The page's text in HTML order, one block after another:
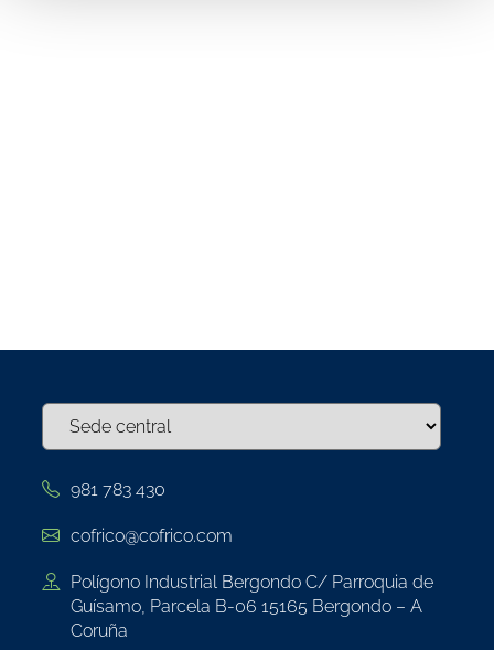
981 783 430
cofrico@cofrico.com
Polígono Industrial Bergondo C/ Parroquia de
Guísamo, Parcela B-06 15165 Bergondo – A
Coruña